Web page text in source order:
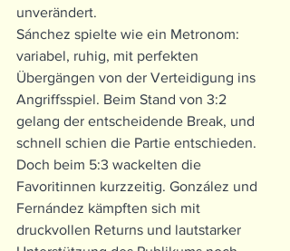
unverändert.
Sánchez spielte wie ein Metronom:
variabel, ruhig, mit perfekten
Übergängen von der Verteidigung ins
Angriffsspiel. Beim Stand von 3:2
gelang der entscheidende Break, und
schnell schien die Partie entschieden.
Doch beim 5:3 wackelten die
Favoritinnen kurzzeitig. González und
Fernández kämpften sich mit
druckvollen Returns und lautstarker